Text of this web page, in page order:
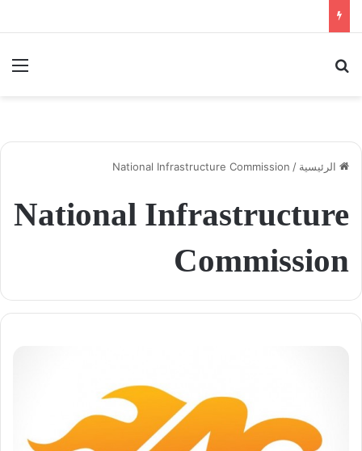
الرئيسية /
National Infrastructure Commission
National Infrastructure
Commission